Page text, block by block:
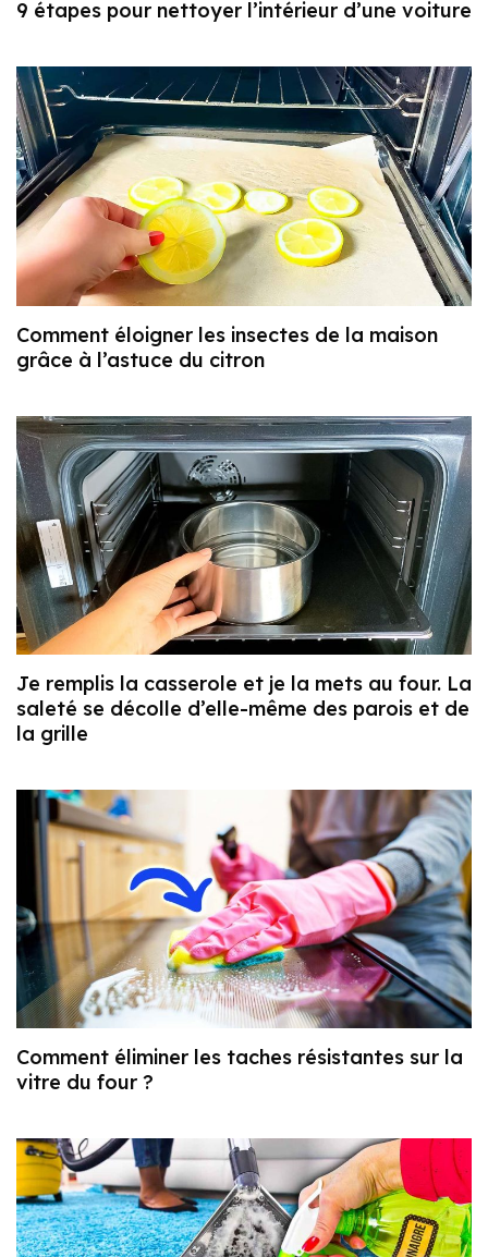
9 étapes pour nettoyer l’intérieur d’une voiture
Comment éloigner les insectes de la maison
grâce à l’astuce du citron
Je remplis la casserole et je la mets au four. La
saleté se décolle d’elle-même des parois et de
la grille
Comment éliminer les taches résistantes sur la
vitre du four ?